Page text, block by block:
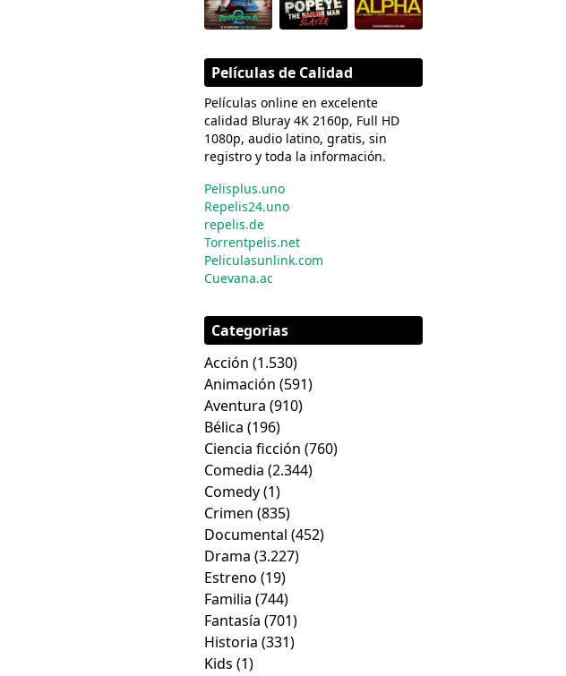
Películas de Calidad
Películas online en excelente
calidad Bluray 4K 2160p, Full HD
1080p, audio latino, gratis, sin
registro y toda la información.
Pelisplus.uno
Repelis24.uno
repelis.de
Torrentpelis.net
Peliculasunlink.com
Cuevana.ac
Categorias
Acción (1.530)
Animación (591)
Aventura (910)
Bélica (196)
Ciencia ficción (760)
Comedia (2.344)
Comedy(1)
Crimen (835)
Documental (452)
Drama (3.227)
Estreno (19)
Familia (744)
Fantasía (701)
Historia (331)
Kids (1)